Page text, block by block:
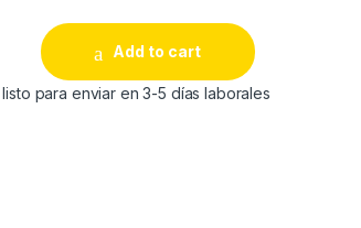
EN ACERO quantity
Add to cart
para enviar en 3-5 días laborales